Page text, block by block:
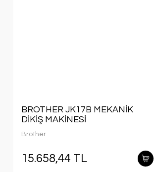
BROTHER JK17B MEKANİK
DİKİŞ MAKİNESİ
Brother
15.658,44 TL